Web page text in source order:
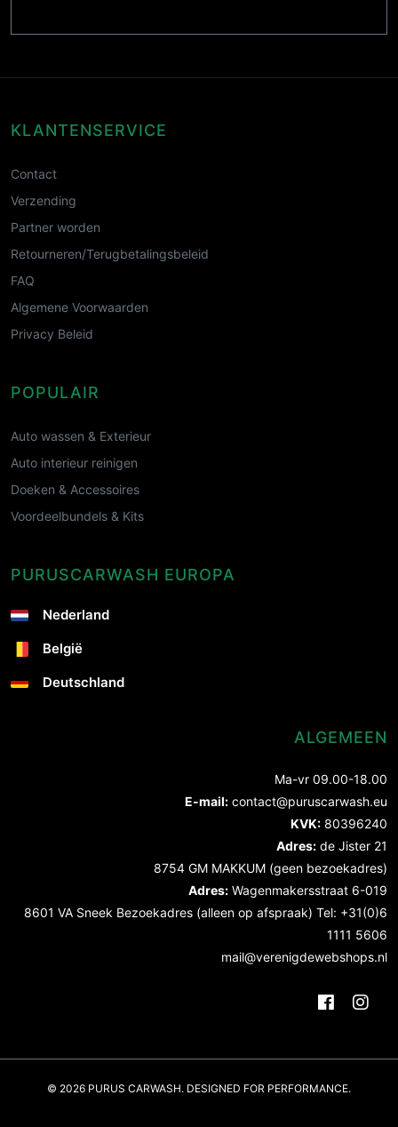
KLANTENSERVICE
Contact
Verzending
Partner worden
Retourneren/Terugbetalingsbeleid
FAQ
Algemene Voorwaarden
Privacy Beleid
POPULAIR
Auto wassen & Exterieur
Auto interieur reinigen
Doeken & Accessoires
Voordeelbundels & Kits
PURUSCARWASH EUROPA
Nederland
België
Deutschland
ALGEMEEN
Ma-vr 09.00-18.00
E-mail: contact@puruscarwash.eu
KVK: 80396240
Adres: de Jister 21
8754 GM MAKKUM (geen bezoekadres)
Adres: Wagenmakersstraat 6-019
8601 VA Sneek Bezoekadres (alleen op afspraak) Tel: +31(0)6
1111 5606
mail@verenigdewebshops.nl
© 2026 PURUS CARWASH. DESIGNED FOR PERFORMANCE.